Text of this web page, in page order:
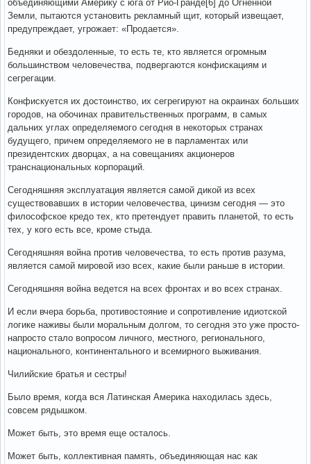
объединяющими Америку с юга от Рио-Гранде[6] до Огненной
Земли, пытаются установить рекламный щит, который извещает,
предупреждает, угрожает: «Продается».
Бедняки и обездоленные, то есть те, кто является огромным
большинством человечества, подвергаются конфискациям и
сегрегации.
Конфискуется их достоинство, их сегрегируют на окраинах больших
городов, на обочинах правительственных программ, в самых
дальних углах определяемого сегодня в некоторых странах
будущего, причем определяемого не в парламентах или
президентских дворцах, а на совещаниях акционеров
транснациональных корпораций.
Сегодняшняя эксплуатация является самой дикой из всех
существовавших в истории человечества, цинизм сегодня — это
философское кредо тех, кто претендует править планетой, то есть
тех, у кого есть все, кроме стыда.
Сегодняшняя война против человечества, то есть против разума,
является самой мировой изо всех, какие были раньше в истории.
Сегодняшняя война ведется на всех фронтах и во всех странах.
И если вчера борьба, противостояние и сопротивление идиотской
логике наживы были моральным долгом, то сегодня это уже просто-
напросто стало вопросом личного, местного, регионального,
национального, континентального и всемирного выживания.
Чилийские братья и сестры!
Было время, когда вся Латинская Америка находилась здесь,
совсем рядышком.
Может быть, это время еще осталось.
Может быть, коллективная память, объединяющая нас как